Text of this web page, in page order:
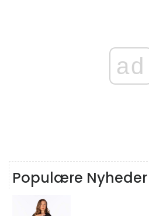
ad
Populære Nyheder